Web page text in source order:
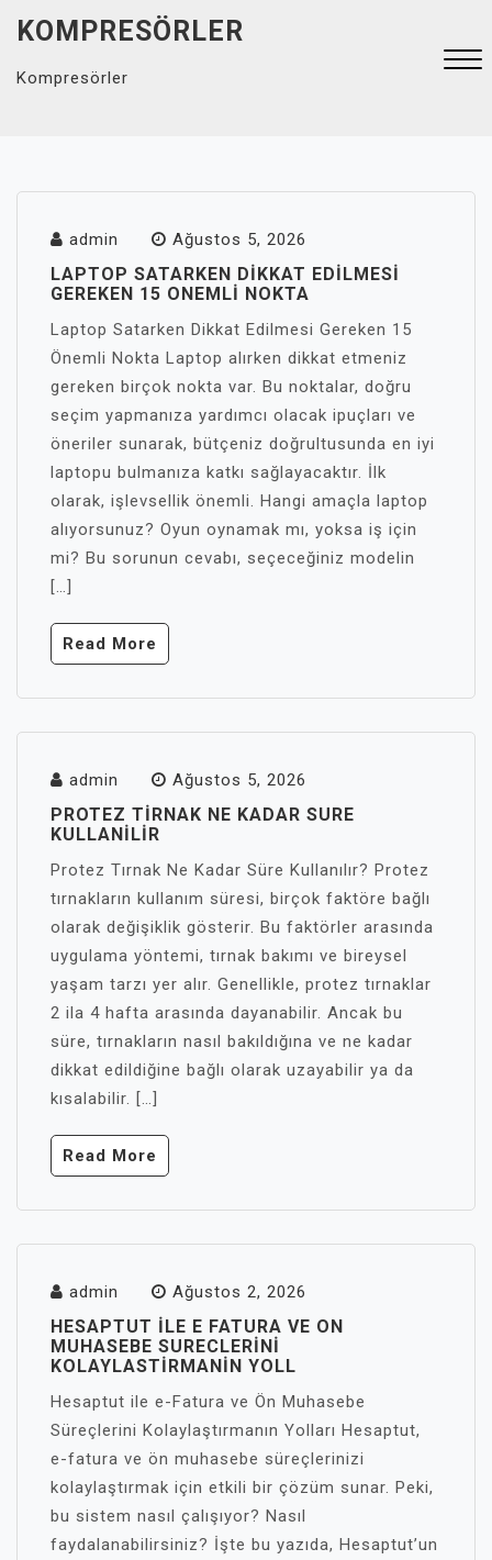
content
KOMPRESÖRLER
Kompresörler
admin Ağustos 5, 2026
LAPTOP SATARKEN DIKKAT EDILMESI
GEREKEN 15 ONEMLI NOKTA
Laptop Satarken Dikkat Edilmesi Gereken 15
Önemli Nokta Laptop alırken dikkat etmeniz
gereken birçok nokta var. Bu noktalar, doğru
seçim yapmanıza yardımcı olacak ipuçları ve
öneriler sunarak, bütçeniz doğrultusunda en iyi
laptopu bulmanıza katkı sağlayacaktır. İlk
olarak, işlevsellik önemli. Hangi amaçla laptop
alıyorsunuz? Oyun oynamak mı, yoksa iş için
mi? Bu sorunun cevabı, seçeceğiniz modelin
[…]
Read More
admin Ağustos 5, 2026
PROTEZ TIRNAK NE KADAR SURE
KULLANILIR
Protez Tırnak Ne Kadar Süre Kullanılır? Protez
tırnakların kullanım süresi, birçok faktöre bağlı
olarak değişiklik gösterir. Bu faktörler arasında
uygulama yöntemi, tırnak bakımı ve bireysel
yaşam tarzı yer alır. Genellikle, protez tırnaklar
2 ila 4 hafta arasında dayanabilir. Ancak bu
süre, tırnakların nasıl bakıldığına ve ne kadar
dikkat edildiğine bağlı olarak uzayabilir ya da
kısalabilir. […]
Read More
admin Ağustos 2, 2026
HESAPTUT İLE E FATURA VE ON
MUHASEBE SURECLERINI
KOLAYLASTIRMANIN YOLL
Hesaptut ile e-Fatura ve Ön Muhasebe
Süreçlerini Kolaylaştırmanın Yolları Hesaptut,
e-fatura ve ön muhasebe süreçlerinizi
kolaylaştırmak için etkili bir çözüm sunar. Peki,
bu sistem nasıl çalışıyor? Nasıl
faydalanabilirsiniz? İşte bu yazıda, Hesaptut’un